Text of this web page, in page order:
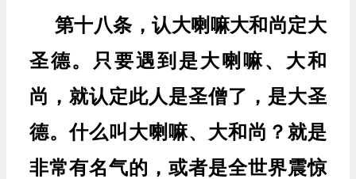
第十八条，认大喇嘛大和尚定大
圣德。只要遇到是大喇嘛、大和
尚，就认定此人是圣僧了，是大圣
德。什么叫大喇嘛、大和尚？就是
非常有名气的，或者是全世界震惊